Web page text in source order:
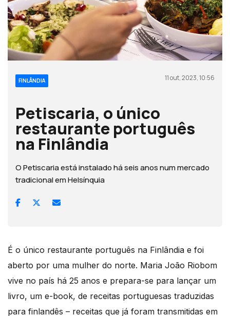
FINLÂNDIA 11 out, 2023, 10:56
Petiscaria, o único
restaurante português
na Finlândia
O Petiscaria está instalado há seis anos num mercado
tradicional em Helsínquia
É o único restaurante português na Finlândia e foi
aberto por uma mulher do norte. Maria João Riobom
vive no país há 25 anos e prepara-se para lançar um
livro, um e-book, de receitas portuguesas traduzidas
para finlandês – receitas que já foram transmitidas em